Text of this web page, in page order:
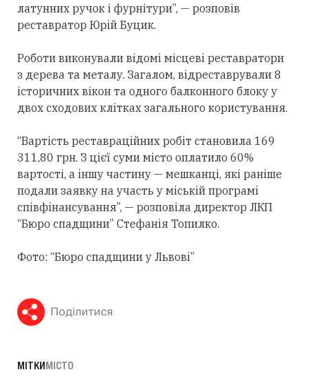
латунних ручок і фурнітури”, — розповів
реставратор Юрій Буцик.
Роботи виконували відомі місцеві реставратори
з дерева та металу. Загалом, відреставрували 8
історичних вікон та одного балконного блоку у
двох сходових клітках загального користування.
“Вартість реставраційних робіт становила 169
311,80 грн. З цієї суми місто оплатило 60%
вартості, а іншу частину — мешканці, які раніше
подали заявку на участь у міській програмі
співфінансування”, — розповіла директор ЛКП
“Бюро спадщини” Стефанія Топилко.
Фото: “Бюро спадщини у Львові”
Поділитися
МІТКИМІСТО